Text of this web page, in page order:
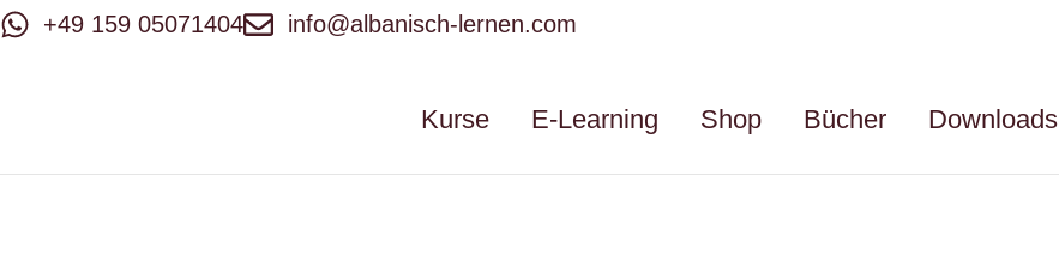
+49 159 05071404 info@albanisch-lernen.com
Kurse E-Learning Shop Bücher Downloads